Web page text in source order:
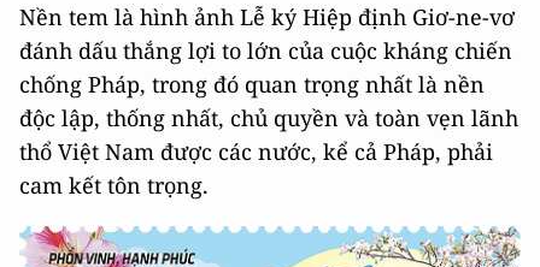
Nền tem là hình ảnh Lễ ký Hiệp định Giơ-ne-vơ
đánh dấu thắng lợi to lớn của cuộc kháng chiến
chống Pháp, trong đó quan trọng nhất là nền
độc lập, thống nhất, chủ quyền và toàn vẹn lãnh
thổ Việt Nam được các nước, kể cả Pháp, phải
cam kết tôn trọng.